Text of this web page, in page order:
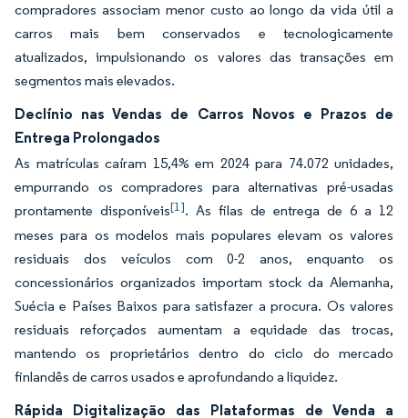
compradores associam menor custo ao longo da vida útil a
carros mais bem conservados e tecnologicamente
atualizados, impulsionando os valores das transações em
segmentos mais elevados.
Declínio nas Vendas de Carros Novos e Prazos de
Entrega Prolongados
As matrículas caíram 15,4% em 2024 para 74.072 unidades,
empurrando os compradores para alternativas pré-usadas
prontamente disponíveis[1]. As filas de entrega de 6 a 12
meses para os modelos mais populares elevam os valores
residuais dos veículos com 0-2 anos, enquanto os
concessionários organizados importam stock da Alemanha,
Suécia e Países Baixos para satisfazer a procura. Os valores
residuais reforçados aumentam a equidade das trocas,
mantendo os proprietários dentro do ciclo do mercado
finlandês de carros usados e aprofundando a liquidez.
Rápida Digitalização das Plataformas de Venda a